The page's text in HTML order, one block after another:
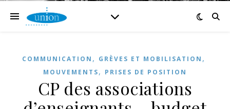
COMMUNICATION , GRÈVES ET MOBILISATION ,
MOUVEMENTS, PRISES DE POSITION
CP des associations